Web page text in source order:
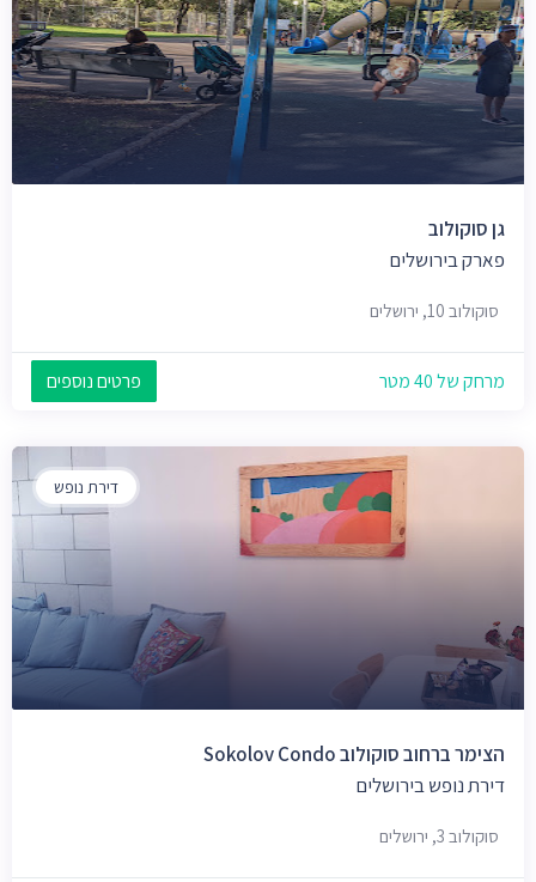
גן סוקולוב
פארק בירושלים
סוקולוב 10, ירושלים
מרחק של 40 מטר פרטים נוספים
דירת נופש
הצימר ברחוב סוקולוב Sokolov Condo
דירת נופש בירושלים
סוקולוב 3, ירושלים